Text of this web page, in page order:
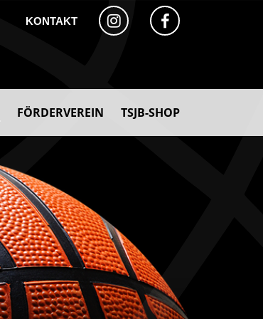
KONTAKT
FÖRDERVEREIN TSJB-SHOP